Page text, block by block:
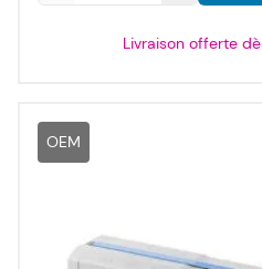
Livraison offerte
OEM